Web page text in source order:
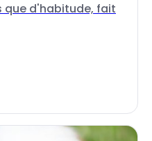
que d'habitude, fait